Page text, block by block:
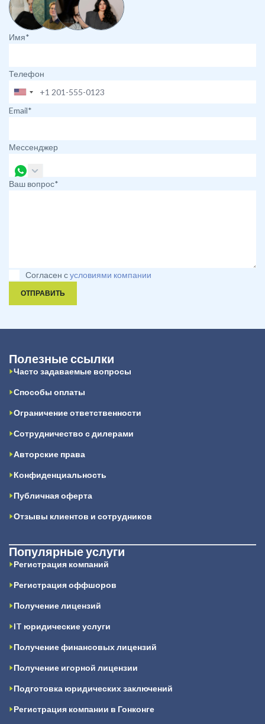
Имя*
Телефон
Email*
Мессенджер
Ваш вопрос*
Согласен сусловиями компании
ОТПРАВИТЬ
Полезные ссылки
Часто задаваемые вопросы
Способы оплаты
Ограничение ответственности
Сотрудничество с дилерами
Авторские права
Конфиденциальность
Публичная оферта
Отзывы клиентов и сотрудников
Популярные услуги
Регистрация компаний
Регистрация оффшоров
Получение лицензий
IT юридические услуги
Получение финансовых лицензий
Получение игорной лицензии
Подготовка юридических заключений
Регистрация компании в Гонконге